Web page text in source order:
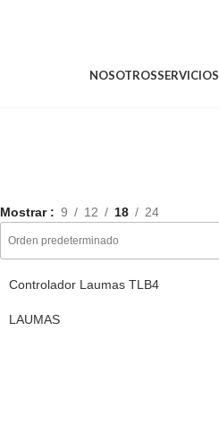
NOSOTROSSERVICIOS
Mostrar 9 12 18 24
Controlador Laumas TLB4
LAUMAS